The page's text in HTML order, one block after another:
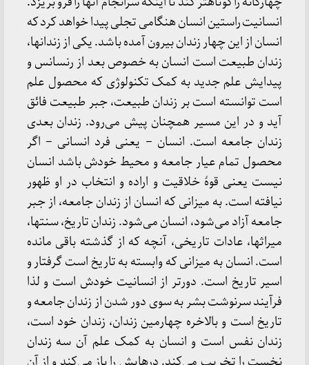
انسانیت راستین انسان هنگامی تجلی پیدا خواهد کرد که
انسان از این چهار زندان بیرون آمده باشد. یکی از زندانها،
زندان طبیعت است انسان به خصوص بعد از رنسانس و
پیدایش علم جدید به کمک تکنولوژی که محصول علم
است توانسته است بر زندان طبیعت، جبر طبیعت فائق
آید و در این مسیر همچنان پیش می‌رود. زندان بعدی
زندان جامعه است. انسان – یعنی فرد انسانی – اگر
محصول تمام عیار جامعه و محیط خودش باشد انسان
نیست یعنی قوۀ خلاقیت و اراده و انتخاب در او ظهور
نیافته است. به میزانی که انسان از زندان جامعه، از جبر
جامعه آزاد می‌شود، انسان می‌شود. زندان تاریخ، سنتها،
میراثها، عادات تاریخی، آنچه که از گذشته باقی مانده
است. انسان به میزانی که وابسته به تاریخ است گرفتار و
اسیر تاریخ است. دورتر از انسانیت خودش است و لذا
فرآیند سرنوشت بشر به سوی دور شدن از زندان جامعه و
تاریخ است و بالاخره چهارمین زندان، زندان خود است،
زندان نفس است و انسان به کمک علم آن سه زندان